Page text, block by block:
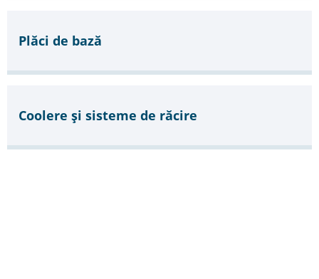
Plăci de bază
Coolere şi sisteme de răcire